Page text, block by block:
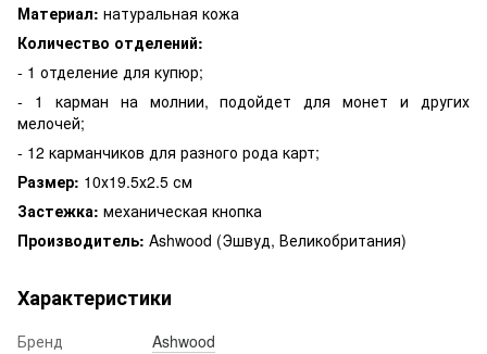
Материал: натуральная кожа
Количество отделений:
- 1 отделение для купюр;
- 1 карман на молнии, подойдет для монет и других
мелочей;
- 12 карманчиков для разного рода карт;
Размер: 10х19.5х2.5 см
Застежка: механическая кнопка
Производитель: Ashwood (Эшвуд, Великобритания)
Характеристики
Бренд
Ashwood